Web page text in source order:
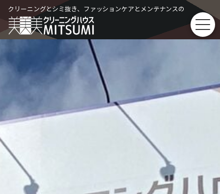
Skip
to
content
クリーニングとシミ抜き、ファッションケアとメンテナンスの